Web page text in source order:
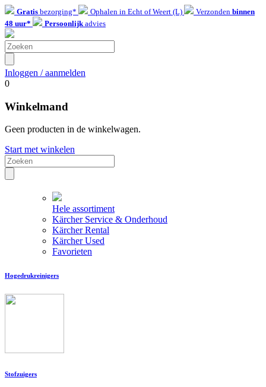
Gratis bezorging* Ophalen in Echt of Weert (L) Verzonden binnen
48 uur*
Persoonlijkadvies
Inloggen / aanmelden
0
Winkelmand
Geen producten in de winkelwagen.
Start met winkelen
Hele assortiment
Kärcher Service & Onderhoud
Kärcher Rental
Kärcher Used
Favorieten
Hogedrukreinigers
Stofzuigers